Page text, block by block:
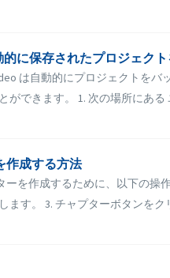
に保存されたプロジェクト
は自動的にプロジェクトを
できます。 1. 次の場所にある
作成する方法
を作成するために、以下の
す。 3. チャプターボタンを